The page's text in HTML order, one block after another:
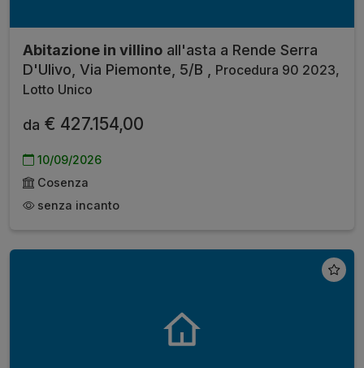
Abitazione in villino all'asta a Rende Serra
D'Ulivo, Via Piemonte, 5/B ,
Procedura 90 2023,
Lotto Unico
da € 427.154,00
10/09/2026
Cosenza
senza incanto